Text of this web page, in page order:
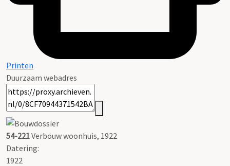
Printen
Duurzaam webadres
54-221Verbouw woonhuis, 1922
Datering:
1922